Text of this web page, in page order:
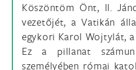
Köszöntöm Önt, II.
vezetőjét, a Vatikán
egykori Karol Wojtylát,
Ez a pillanat
személyében római